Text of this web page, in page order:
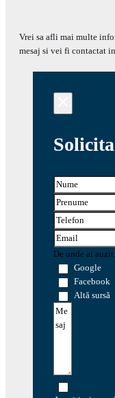
Vrei sa afli mai multe
mesaj si vei fi contactat
De unde ai
Google
Facebook
Altă sursă